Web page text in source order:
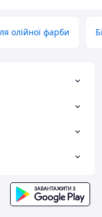
олійної фарби